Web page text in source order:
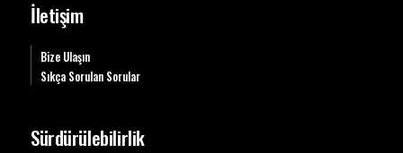
İletişim
Bize Ulaşın
Sıkça Sorulan Sorular
Sürdürülebilirlik